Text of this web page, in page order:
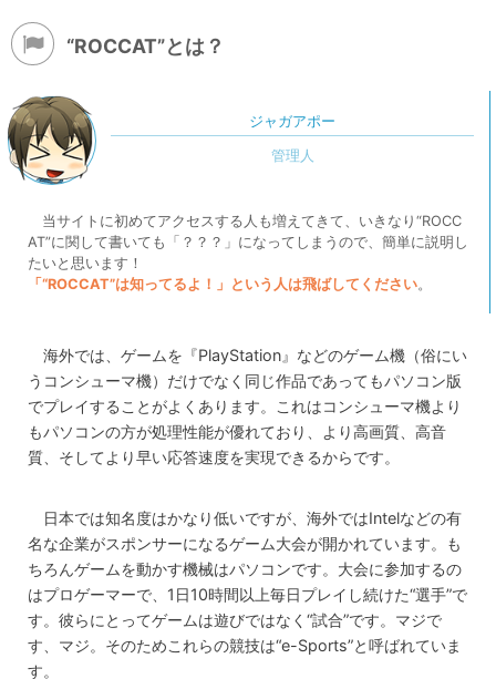
“ROCCAT”とは？
ジャガアポー
当サイトに初めてアクセスする人も増えてきて、いきなり“ROCC
AT”に関して書いても「？？？」になってしまうので、簡単に説明し
たいと思います！
「“ROCCAT”は知ってるよ！」という人は飛ばしてください。
海外では、ゲームを『PlayStation』などのゲーム機（俗にい
うコンシューマ機）だけでなく同じ作品であってもパソコン版
でプレイすることがよくあります。これはコンシューマ機より
もパソコンの方が処理性能が優れており、より高画質、高音
質、そしてより早い応答速度を実現できるからです。
日本では知名度はかなり低いですが、海外ではIntelなどの有
名な企業がスポンサーになるゲーム大会が開かれています。も
ちろんゲームを動かす機械はパソコンです。大会に参加するの
はプロゲーマーで、1日10時間以上毎日プレイし続けた“選手”で
す。彼らにとってゲームは遊びではなく“試合”です。マジで
す、マジ。そのためこれらの競技は“e-Sports”と呼ばれていま
す。